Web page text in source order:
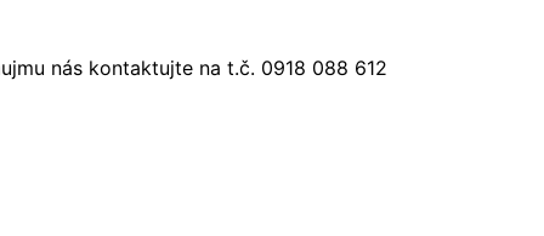
nás kontaktujte na t.č. 0918 088 612